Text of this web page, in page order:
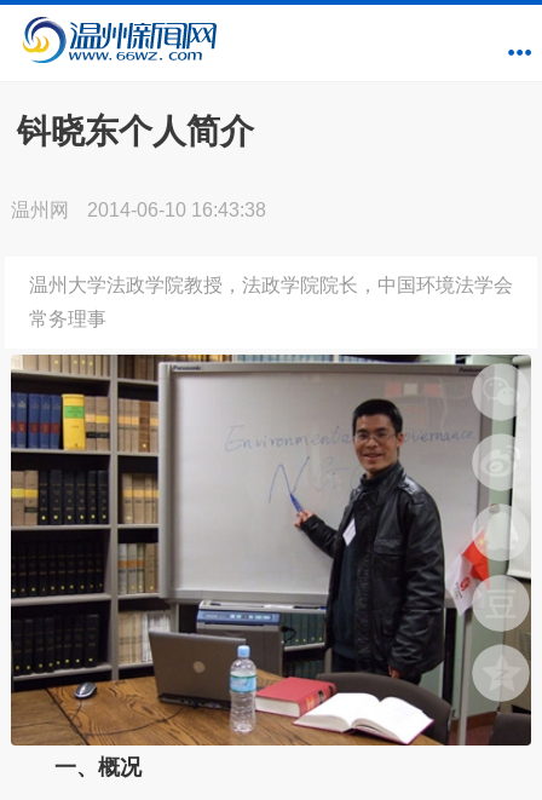
钭晓东个人简介
温州网 2014-06-10 16:43:38
温州大学法政学院教授，法政学院院长，中国环境法学会
常务理事
一、概况